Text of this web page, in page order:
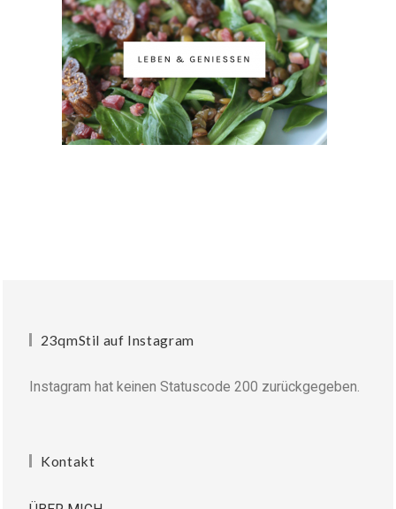
23qmStil auf Instagram
Instagram hat keinen Statuscode 200 zurückgegeben.
Kontakt